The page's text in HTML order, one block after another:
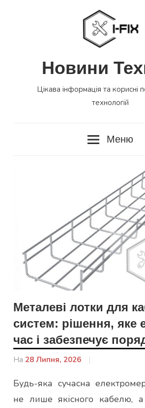
Новини
Цікава інформація та корисні
технологій
Меню
Металеві лотки для
систем: рішення, яке
час і забезпечує
На 28 Липня, 2026
Будь-яка сучасна
не лише якісного кабелю,